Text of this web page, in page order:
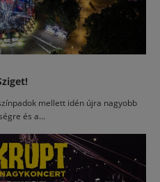
mellett idén újra nagyobb
és a...